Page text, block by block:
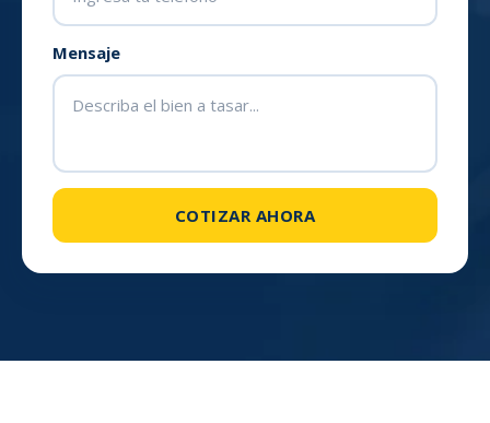
Mensaje